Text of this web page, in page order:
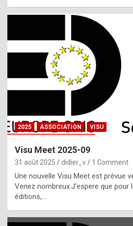
i
l
,
g
h
t
f
2025 ASSOCIATION VISU
Visu Meet 2025-09
31 août 2025 didier_v 1 Comment
Une nouvelle Visu Meet est prévue
Venez nombreux.J’espere que pour
éditions,…